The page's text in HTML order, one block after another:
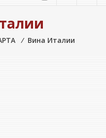
⁄ Вина Италии